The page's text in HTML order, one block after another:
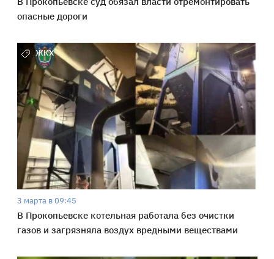
опасные дороги
ЖКХ
3 марта в 09:45
В Прокопьевске котельная работала без очистки
газов и загрязняла воздух вредными веществами